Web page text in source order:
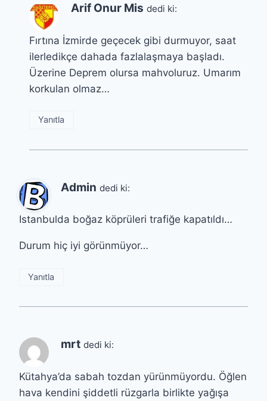
Arif Onur Mis dedi ki:
Fırtına İzmirde geçecek gibi durmuyor, saat
ilerledikçe dahada fazlalaşmaya başladı.
Üzerine Deprem olursa mahvoluruz. Umarım
korkulan olmaz…
Yanıtla
Admin dedi ki:
Istanbulda boğaz köprüleri trafiğe kapatıldı…
Durum hiç iyi görünmüyor…
Yanıtla
mrt dedi ki:
Kütahya’da sabah tozdan yürünmüyordu. Öğlen
hava kendini şiddetli rüzgarla birlikte yağışa